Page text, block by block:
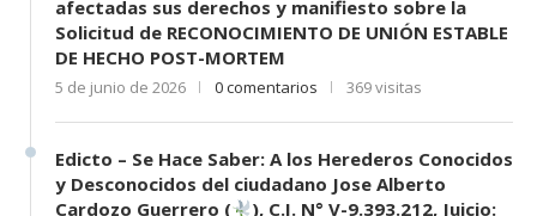
afectadas sus derechos y manifiesto sobre la
Solicitud de RECONOCIMIENTO DE UNIÓN ESTABLE
DE HECHO POST-MORTEM
5 de junio de 2026 0 comentarios 369 visitas
Edicto – Se Hace Saber: A los Herederos Conocidos
y Desconocidos del ciudadano Jose Alberto
Cardozo Guerrero (
), C.I. N° V-9.393.212, Juicio: